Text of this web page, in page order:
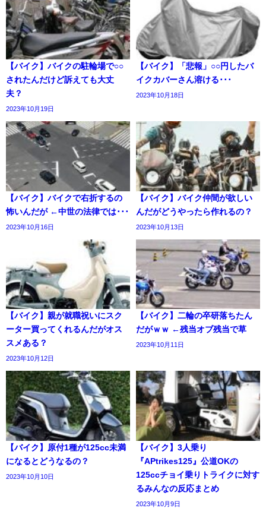
【バイク】バイクの駐輪場で○○
されたんだけど訴えても大丈
夫？
2023年10月19日
【バイク】「悲報」○○円したバ
イクカバーさん溶ける･･･
2023年10月18日
【バイク】バイクで右折するの
怖いんだが ←中世の法律では･･･
2023年10月16日
【バイク】バイク仲間が欲しい
んだがどうやったら作れるの？
2023年10月13日
【バイク】親が就職祝いにスク
ーター買ってくれるんだがオス
スメある？
2023年10月12日
【バイク】二輪の卒研落ちたん
だがｗｗ ←残当オブ残当で草
2023年10月11日
【バイク】原付1種が125cc未満
になるとどうなるの？
2023年10月10日
【バイク】3人乗り
『APtrikes125』公道OKの
125ccチョイ乗りトライクに対す
るみんなの反応まとめ
2023年10月9日